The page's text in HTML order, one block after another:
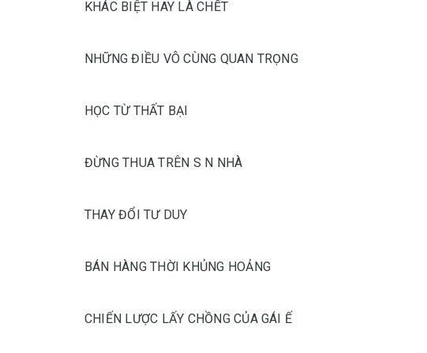
KHÁC BIỆT HAY LÀ CHẾT
NHỮNG ĐIỀU VÔ CÙNG QUAN TRỌNG
HỌC TỪ THẤT BẠI
ĐỪNG THUA TRÊN S N NHÀ
THAY ĐỔI TƯ DUY
BÁN HÀNG THỜI KHỦNG HOẢNG
CHIẾN LƯỢC LẤY CHỒNG CỦA GÁI Ế